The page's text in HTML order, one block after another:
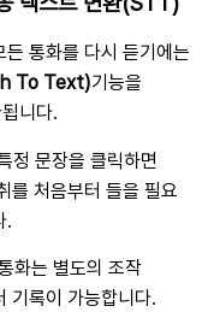
든 통화를 다시 듣기에는
To Text)기능을
니다.
정 문장을 클릭하면
를 처음부터 들을 필요
.
화는 별도의 조작
기록이 가능합니다.